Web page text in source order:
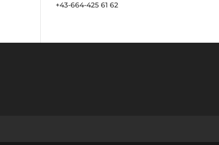
+43-664-425 61 62